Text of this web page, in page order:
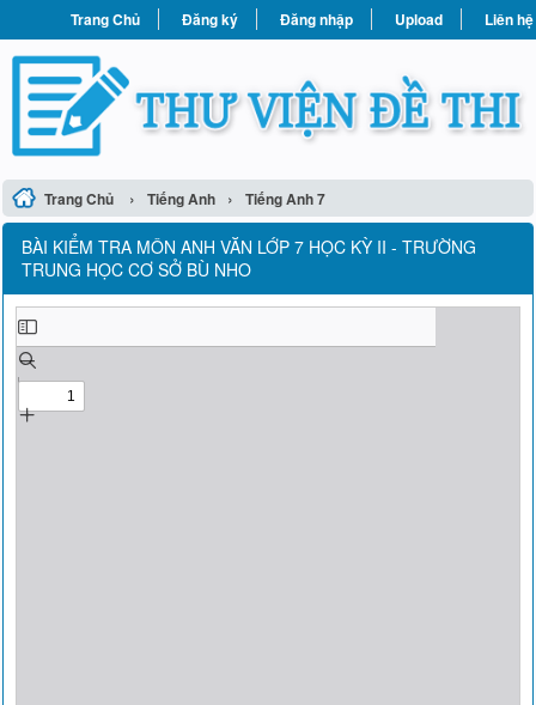
Trang Chủ Đăng ký Đăng nhập Upload Liên hệ
Trang Chủ › Tiếng Anh › Tiếng Anh 7
BÀI KIỂM TRA MÔN ANH VĂN LỚP 7 HỌC KỲ II - TRƯỜNG
TRUNG HỌC CƠ SỞ BÙ NHO